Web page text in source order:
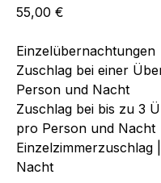
55,00 €
Einzelübernachtungen
Zuschlag bei einer
Person und Nacht
Zuschlag bei bis zu 3
pro Person und Nacht
Nacht